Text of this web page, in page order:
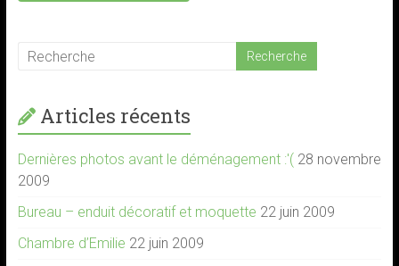
Articles récents
Dernières photos avant le déménagement :'( 28 novembre
2009
Bureau – enduit décoratif et moquette 22 juin 2009
Chambre d’Emilie 22 juin 2009